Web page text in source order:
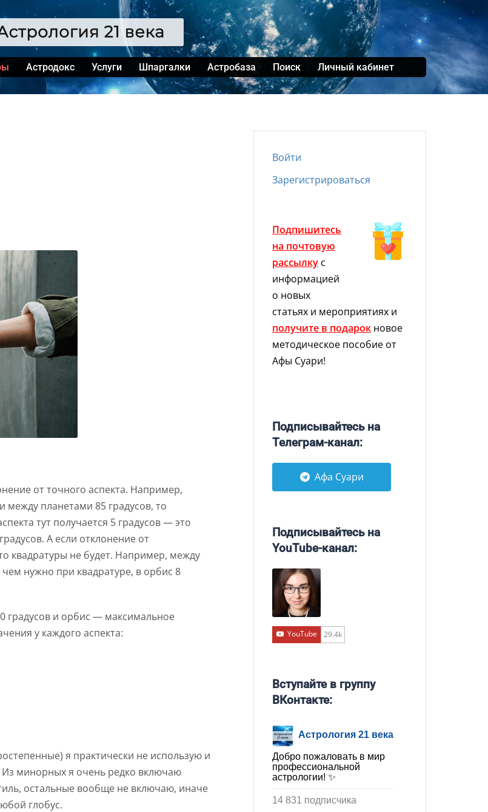
Астродокс Услуги Шпаргалки Астробаза Поиск Личный кабинет
от точного аспекта. Например,
между планетами 85 градусов, то
тут получается 5 градусов — это
А если отклонение от
квадратуры не будет. Например, между
нужно при квадратуре, в орбис 8
градусов и орбис — максимальное
у каждого аспекта:
я практически не использую и
минорных я очень редко включаю
остальные вообще не включаю, иначе
глобус.
Войти
Зарегистрироваться
Подпишитесь
на почтовую
рассылку с
информацией
о новых
статьях и мероприятиях и
получите в подарок новое
методическое пособие от
Афы Суари!
Подписывайтесь на
Телеграм-канал:
Афа Суари
Подписывайтесь на
YouTube-канал:
YouTube 29.4k
Вступайте в группу
ВКонтакте:
Астрология 21 века
Добро пожаловать в мир
профессиональной
астрологии! ✨
14 831 подписчика